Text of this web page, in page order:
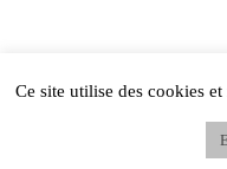
SOUSTONS : LIEUX-
Ce site utilise des cookies